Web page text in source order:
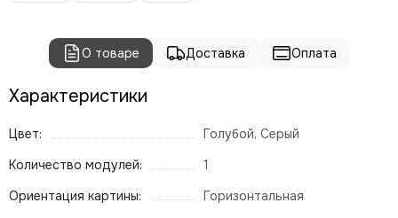
О товаре Доставка Оплата
Характеристики
Цвет:
Голубой, Серый
Количество модулей:
1
Ориентация картины:
Горизонтальная